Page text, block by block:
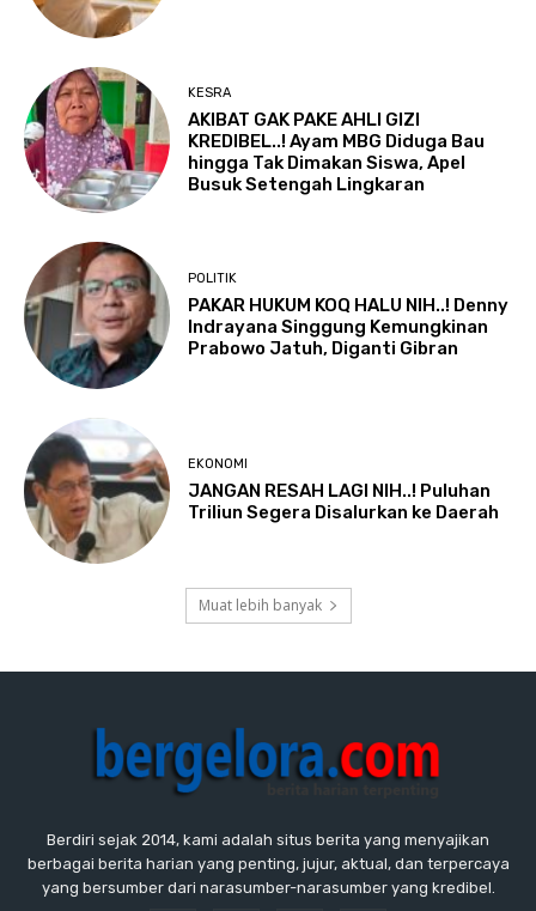
KESRA
AKIBAT GAK PAKE AHLI GIZI
KREDIBEL..! Ayam MBG Diduga Bau
hingga Tak Dimakan Siswa, Apel
Busuk Setengah Lingkaran
POLITIK
PAKAR HUKUM KOQ HALU NIH..! Denny
Indrayana Singgung Kemungkinan
Prabowo Jatuh, Diganti Gibran
EKONOMI
JANGAN RESAH LAGI NIH..! Puluhan
Triliun Segera Disalurkan ke Daerah
Muat lebih banyak
Berdiri sejak 2014, kami adalah situs berita yang menyajikan
berbagai berita harian yang penting, jujur, aktual, dan terpercaya
yang bersumber dari narasumber-narasumber yang kredibel.